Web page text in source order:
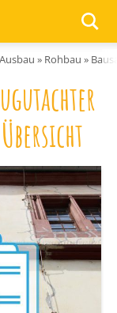
» Rohbau »